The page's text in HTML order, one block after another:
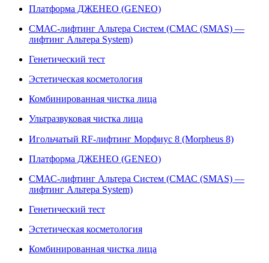
Платформа ДЖЕНЕО (GENEO)
СМАС-лифтинг Альтера Систем (СМАС (SMAS) —
лифтинг Альтера System)
Генетический тест
Эстетическая косметология
Комбинированная чистка лица
Ультразвуковая чистка лица
Игольчатый RF-лифтинг Морфиус 8 (Morpheus 8)
Платформа ДЖЕНЕО (GENEO)
СМАС-лифтинг Альтера Систем (СМАС (SMAS) —
лифтинг Альтера System)
Генетический тест
Эстетическая косметология
Комбинированная чистка лица